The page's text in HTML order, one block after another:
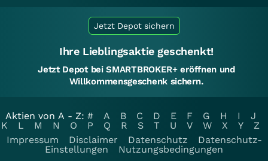
Jetzt Depot sichern
Ihre Lieblingsaktie geschenkt!
Jetzt Depot bei SMARTBROKER+ eröffnen und
Willkommensgeschenk sichern.
Aktien von A - Z: # A B C D E F G H I
J
K
L M N O P Q R S T U V W X Y
Z
Impressum
Disclaimer Datenschutz
Datenschutz-
Einstellungen
Nutzungsbedingungen